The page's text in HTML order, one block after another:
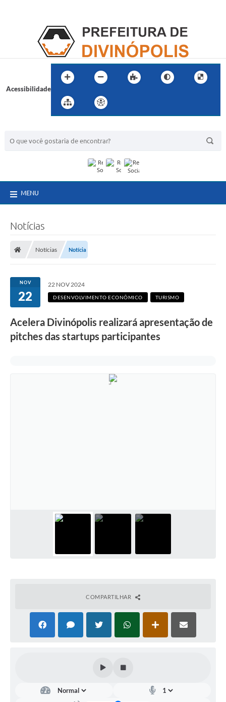
Acessibilidade
MENU
Notícias
Notícias Notícia
NOV
22
22 NOV 2024
DESENVOLVIMENTO ECONÔMICO TURISMO
Acelera Divinópolis realizará apresentação de
pitches das startups participantes
COMPARTILHAR